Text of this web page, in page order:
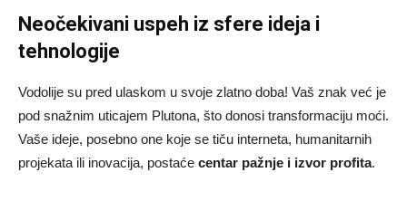
Neočekivani uspeh iz sfere ideja i
tehnologije
Vodolije su pred ulaskom u svoje zlatno doba! Vaš znak već je
pod snažnim uticajem Plutona, što donosi transformaciju moći.
Vaše ideje, posebno one koje se tiču interneta, humanitarnih
projekata ili inovacija, postaće centar pažnje i izvor profita.